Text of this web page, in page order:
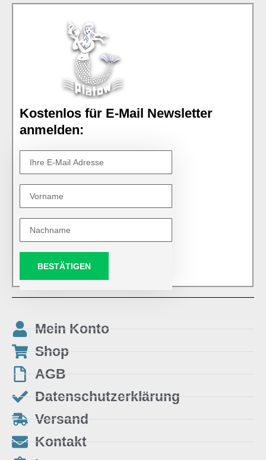
Kostenlos für E-Mail Newsletter
anmelden:
BESTÄTIGEN
Mein Konto
Shop
AGB
Datenschutzerklärung
Versand
Kontakt